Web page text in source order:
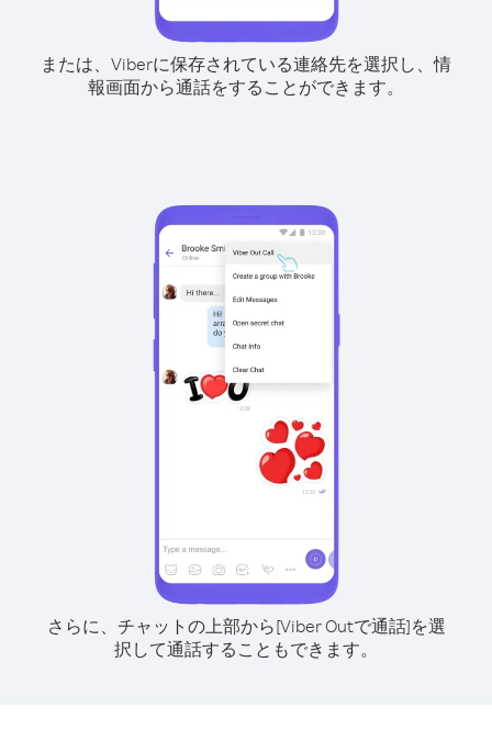
または、Viberに保存されている連絡先を選択し、情
報画面から通話をすることができます。
さらに、チャットの上部から[Viber Outで通話]を選
択して通話することもできます。